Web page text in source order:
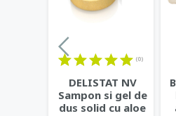
(0)
DELISTAT NV
Sampon si gel de
dus solid cu aloe